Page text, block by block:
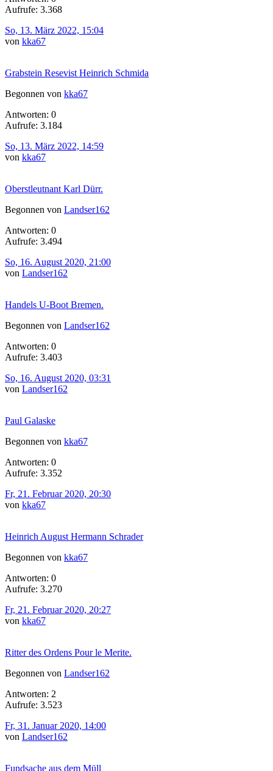
Aufrufe: 3.368
So, 13. März 2022, 15:04
von kka67
Grabstein Resevist Heinrich Schmida
Begonnen von kka67
Antworten: 0
Aufrufe: 3.184
So, 13. März 2022, 14:59
von kka67
Oberstleutnant Karl Dürr.
Begonnen von Landser162
Antworten: 0
Aufrufe: 3.494
So, 16. August 2020, 21:00
von Landser162
Handels U-Boot Bremen.
Begonnen von Landser162
Antworten: 0
Aufrufe: 3.403
So, 16. August 2020, 03:31
von Landser162
Paul Galaske
Begonnen von kka67
Antworten: 0
Aufrufe: 3.352
Fr, 21. Februar 2020, 20:30
von kka67
Heinrich August Hermann Schrader
Begonnen von kka67
Antworten: 0
Aufrufe: 3.270
Fr, 21. Februar 2020, 20:27
von kka67
Ritter des Ordens Pour le Merite.
Begonnen von Landser162
Antworten: 2
Aufrufe: 3.523
Fr, 31. Januar 2020, 14:00
von Landser162
Fundsache aus dem Müll